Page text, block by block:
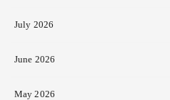
July 2026
June 2026
May 2026